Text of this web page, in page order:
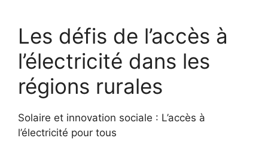
Les défis⁣ de l’accès à
l’électricité dans les⁣
régions rurales
Solaire et innovation sociale : L’accès à
l’électricité pour tous